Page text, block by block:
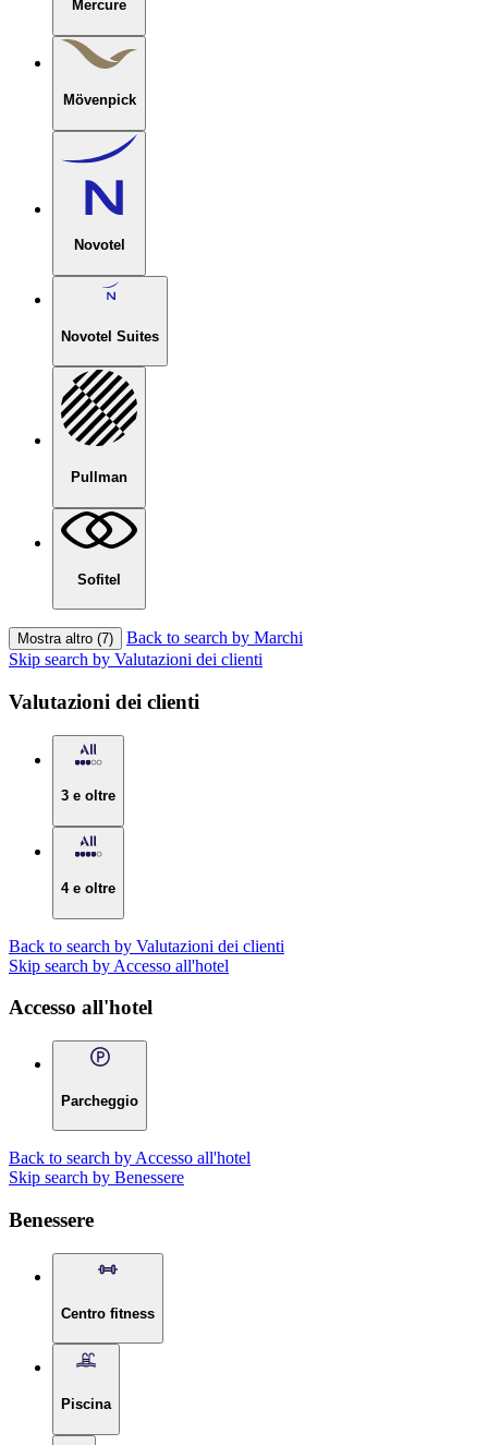
Mercure
Mövenpick
Novotel
Novotel Suites
Pullman
Sofitel
Mostra altro (7)
Back to search by Marchi
Skip search by Valutazioni dei clienti
Valutazioni dei clienti
3 e oltre
4 e oltre
Back to search by Valutazioni dei clienti
Skip search by Accesso all'hotel
Accesso all'hotel
Parcheggio
Back to search by Accesso all'hotel
Skip search by Benessere
Benessere
Centro fitness
Piscina